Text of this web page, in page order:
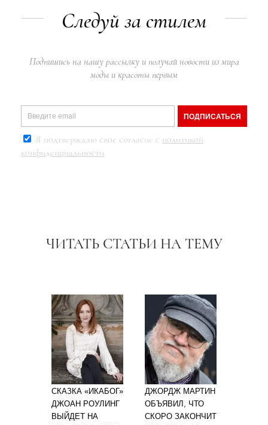
Следуй за стилем
Подпишись на нашу рассылку и получай новости из мира
моды и красоты первым
ПОДПИСАТЬСЯ
Я подтверждаю свое согласие с политикой
конфиденциальности
ЧИТАТЬ СТАТЬИ НА ТЕМУ
СКАЗКА «ИКАБОГ»
ДЖОАН РОУЛИНГ
ВЫЙДЕТ НА
ДЖОРДЖ МАРТИН
ОБЪЯВИЛ, ЧТО
СКОРО ЗАКОНЧИТ